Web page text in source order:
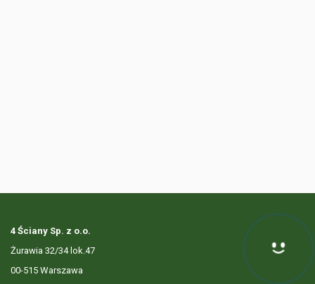
4 Ściany Sp. z o.o.
Żurawia 32/34 lok.47
00-515 Warszawa